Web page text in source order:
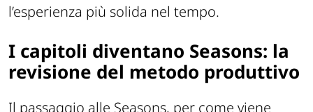
attriti, semplificano il quotidiano e rendono
I capitoli diventano Seasons: la
revisione del metodo produttivo